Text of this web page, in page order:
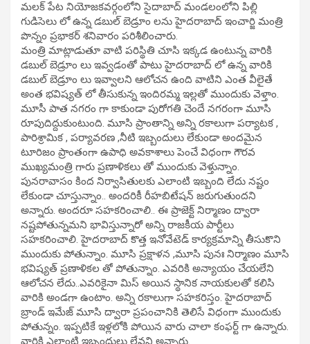
మలక్ పేట నియోజకవర్గంలోని సైదాబాద్ మండలంలోని పిల్లి
గుడిసెలు లో ఉన్న డబుల్ బెడ్రూం లను హైదరాబాద్ ఇంచార్జి మంత్రి
పొన్నం ప్రభాకర్ శనివారం పరిశీలించారు.
మంత్రి మాట్లాడుతూ వాటి పరిస్థితి చూసి ఇక్కడ ఉంటున్న వారికి
డబుల్ బెడ్రూం లు ఇవ్వడంతో పాటు హైదరాబాద్ లో ఉన్న వారికి
డబుల్ బెడ్రూం లు ఇవ్వాలని ఆలోచన ఉంది వాటిని ఎంత వీలైతే
అంత భవిష్యత్ లో తీసుకున్న ఇందిరమ్మ ఇల్లతో ముందుకు వెళ్తాం.
మూసీ పాత నగరం గా కాకుండా పురోగతి చెందే నగరంగా మూసి
రూపుదిద్దుకుంటుంది. మూసి ప్రాంతాన్ని అన్ని రకాలుగా పర్యాటక ,
పారిశ్రామిక , పర్యావరణ ,నీటి ఇబ్బందులు లేకుండా అందమైన
టూరిజం ప్రాంతంగా ఉపాధి అవకాశాలు పెంచే విధంగా గౌరవ
ముఖ్యమంత్రి గారు ప్రణాళికలు తో ముందుకు వెళ్తున్నాం.
పునరావాసం కింద నిర్వాసితులకు ఎలాంటి ఇబ్బంది లేదు నష్టం
లేకుండా చూస్తున్నాం.. అందరికీ రీహబిటేషన్ జరుగుతుందని
అన్నారు. అందరూ సహకరించాలి.. ఈ ప్రాజెక్ట్ నిర్మాణం ద్వారా
నష్టపోతున్నమని భావిస్తున్నారో అన్ని రాజకీయ పార్టీలు
సహకరించాలి. హైదరాబాద్ కొత్త ఇనోవేటెడ్ కార్యక్రమాన్ని తీసుకొని
ముందుకు పోతున్నాం. మూసి ప్రక్షాళన ,మూసి పునః నిర్మాణం మూసి
భవిష్యత్ ప్రణాళికల తో పోతున్నాం. ఎవరికి అన్యాయం చేయలేని
ఆలోచన లేదు..ఎవరికైనా మిస్ అయిన స్థానిక నాయకులతో కలిసి
వారికి అండగా ఉంటాం. అన్ని రకాలుగా సహకరిస్తం. హైదరాబాద్
బ్రాండ్ ఇమేజ్ మూసి ద్వారా ప్రపంచానికి తెలిసే విధంగా ముందుకు
పోతున్నం. ఇప్పటికే ఇళ్లలోకి పోయిన వారు చాలా కంఫర్ట్ గా ఉన్నారు.
వారికి ఎలాంటి ఇబ్బందులు లేవని అన్నారు.